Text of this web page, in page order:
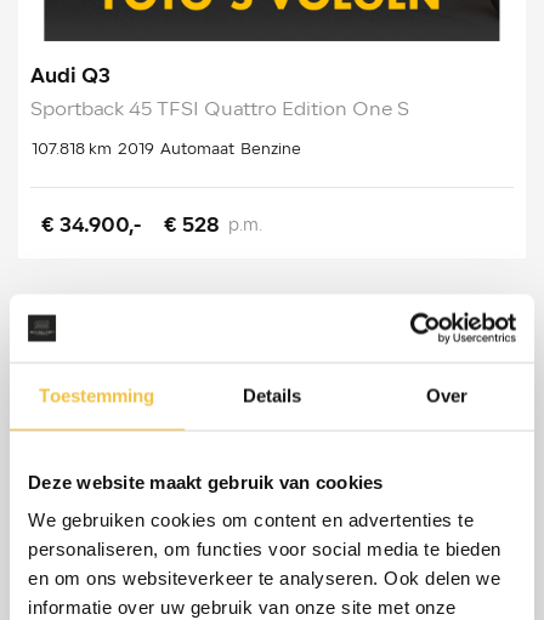
Toestemming Details Over
Deze website maakt gebruik van cookies
We gebruiken cookies om content en advertenties te
personaliseren, om functies voor social media te bieden
en om ons websiteverkeer te analyseren. Ook delen we
informatie over uw gebruik van onze site met onze
Audi Q3
Sportback 45 TFSI Quattro Edition One S
107.818 km 2019 Automaat Benzine
€ 34.900,- € 528 p.m.